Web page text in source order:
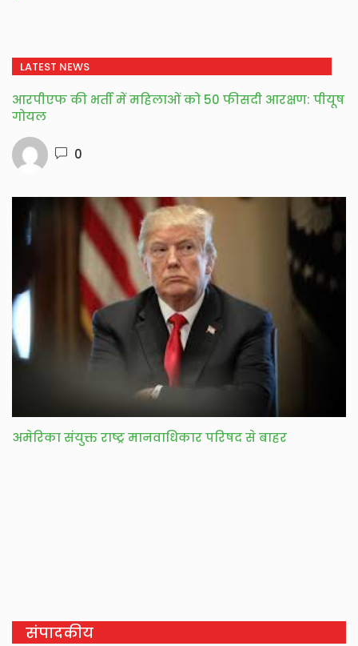
LATEST NEWS
आरपीएफ की भर्ती में महिलाओं को 50 फीसदी आरक्षण: पीयूष
गोयल
0
अमेरिका संयुक्त राष्ट्र मानवाधिकार परिषद से बाहर
संपादकीय